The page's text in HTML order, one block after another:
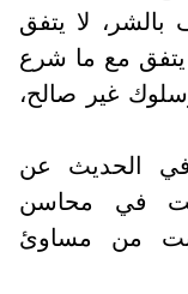
لا يتفق
يتفق مع ما شرع
غير صالح،
الحديث عن
في محاسن
من مساوئ